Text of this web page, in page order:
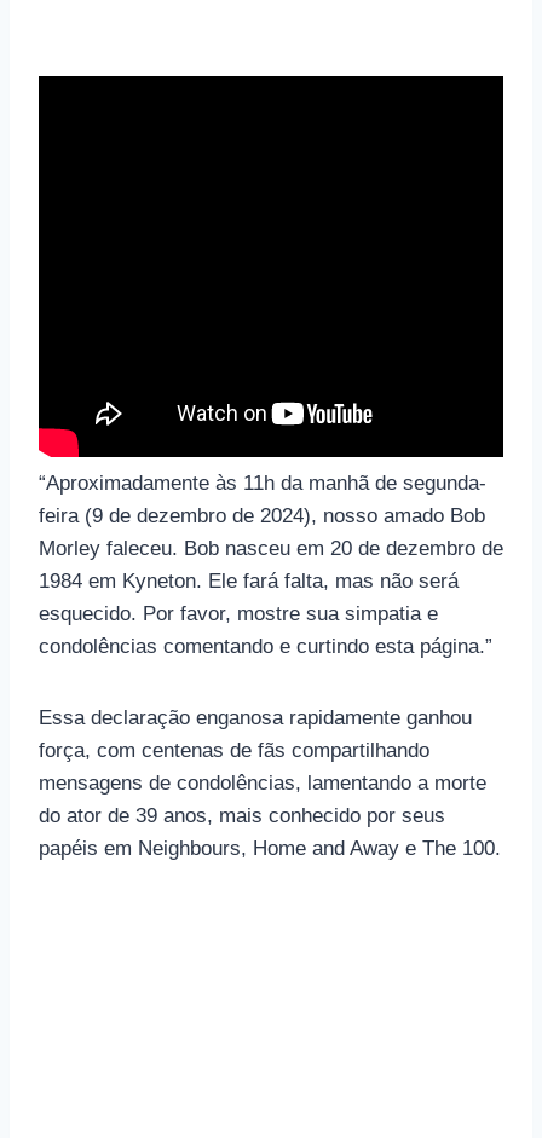
“Aproximadamente às 11h da manhã de segunda-
feira (9 de dezembro de 2024), nosso amado Bob
Morley faleceu. Bob nasceu em 20 de dezembro de
1984 em Kyneton. Ele fará falta, mas não será
esquecido. Por favor, mostre sua simpatia e
condolências comentando e curtindo esta página.”
Essa declaração enganosa rapidamente ganhou
força, com centenas de fãs compartilhando
mensagens de condolências, lamentando a morte
do ator de 39 anos, mais conhecido por seus
papéis em Neighbours, Home and Away e The 100.